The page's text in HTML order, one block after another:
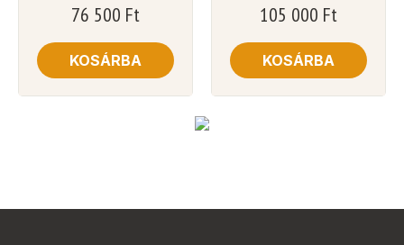
76 500 Ft
KOSÁRBA
105 000 Ft
KOSÁRBA